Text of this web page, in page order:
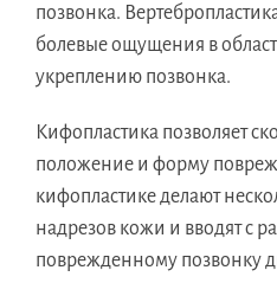
позвонка.
болевые ощущения в
укреплению позвонка.
Кифопластика позволяет
положение и форму
кифопластике делают
надрезов кожи и вводят с
поврежденному позвонку